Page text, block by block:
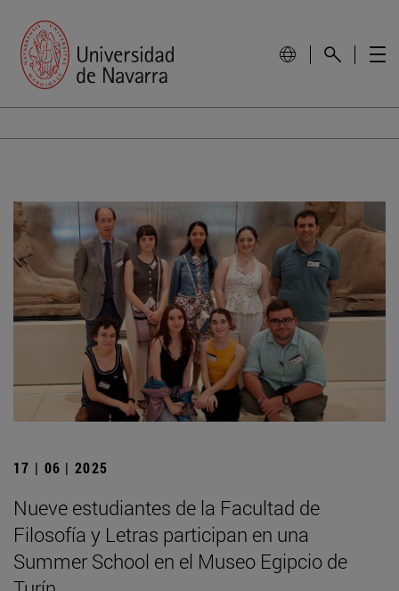
17 | 06 | 2025
Nueve estudiantes de la Facultad de
Filosofía y Letras participan en una
Summer School en el Museo Egipcio de